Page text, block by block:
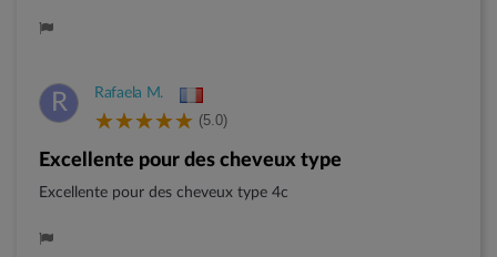
R Rafaela M.
(5.0)
Excellente pour des cheveux type
Excellente pour des cheveux type 4c